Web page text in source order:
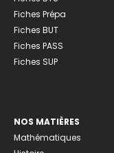
Fiches Prépa
Fiches BUT
Fiches PASS
Fiches SUP
NOS MATIÈRES
Mathématiques